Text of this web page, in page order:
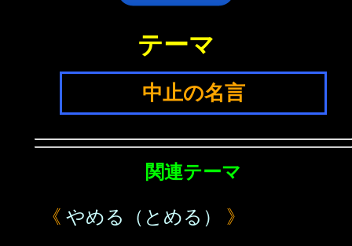
テーマ
中止の名言
関連テーマ
《 やめる（とめる）
》